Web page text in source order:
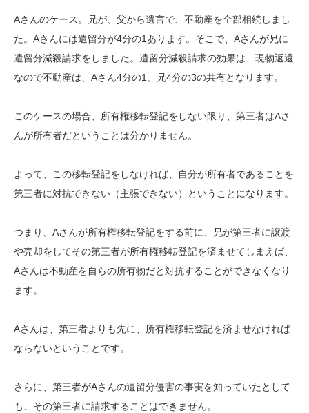
Aさんのケース。兄が、父から遺言で、不動産を全部相続しまし
た。Aさんには遺留分が4分の1あります。そこで、Aさんが兄に
遺留分減殺請求をしました。遺留分減殺請求の効果は、 現物返還
なので不動産は、Aさん4分の1、兄4分の3の共有となります。
このケースの場合、所有権移転登記をしない限り、第三者はAさ
んが所有者だということは分かりません。
よって、 この移転登記をしなければ、自分が所有者であることを
第三者に対抗できない（主張できない）ということになります。
つまり、Aさんが所有権移転登記をする前に、兄が第三者に譲渡
や売却をしてその第三者が所有権移転登記を済ませてしまえば、
Aさんは不動産を自らの所有物だと対抗することができなくなり
ます。
Aさんは、第三者よりも先に、所有権移転登記を済ませなければ
ならないということです。
さらに、第三者がAさんの遺留分侵害の事実を知っていたとして
も、その第三者に請求することはできません。